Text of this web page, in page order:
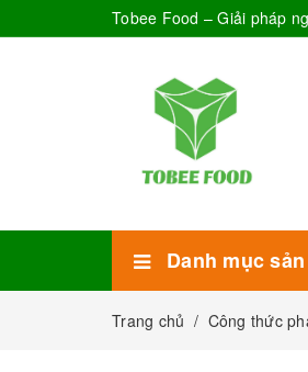
Tobee Food – Giải pháp
Danh mục
Trang chủ / Công thức